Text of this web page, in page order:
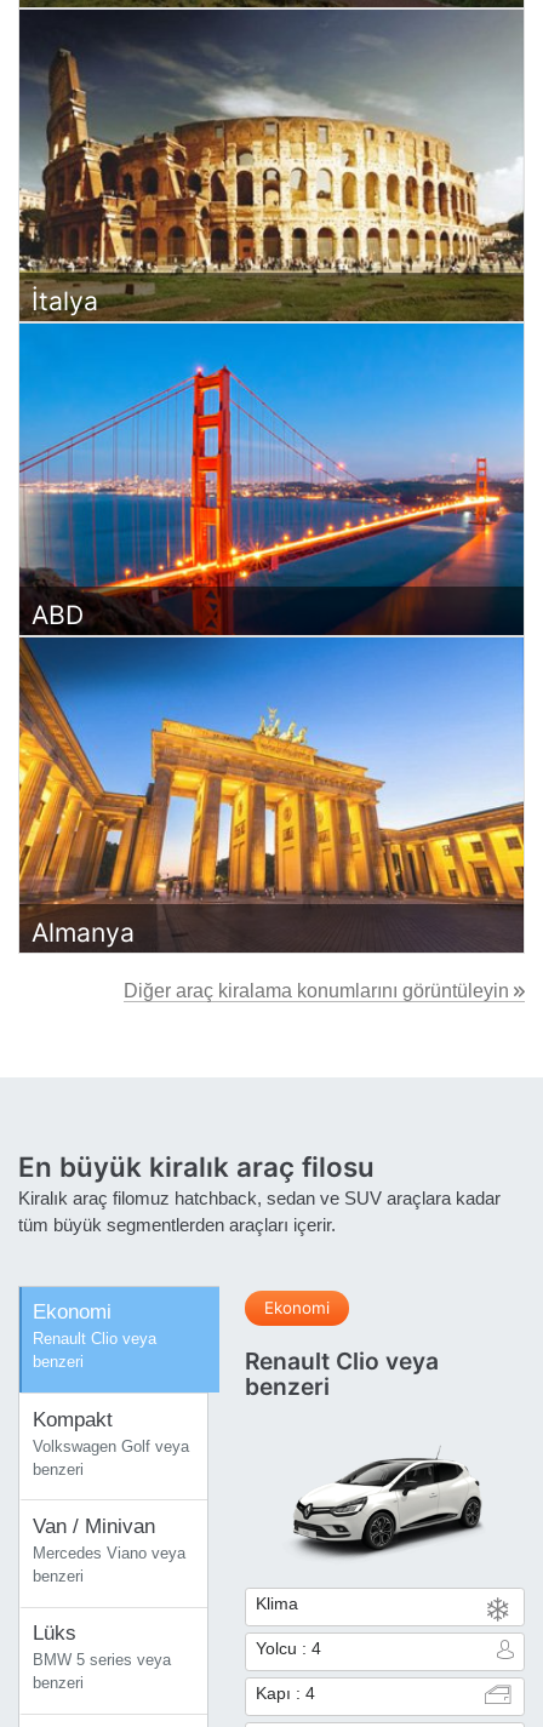
İtalya
ABD
Almanya
Diğer araç kiralama konumlarını görüntüleyin
En büyük kiralık araç filosu
Kiralık araç filomuz hatchback, sedan ve SUV araçlara kadar
tüm büyük segmentlerden araçları içerir.
Ekonomi
Renault Clio veya
benzeri
Kompakt
Volkswagen Golf veya
benzeri
Van / Minivan
Mercedes Viano veya
benzeri
Lüks
BMW 5 series veya
benzeri
Ekonomi
Renault Clio veya
benzeri
Klima
Yolcu : 4
Kapı : 4